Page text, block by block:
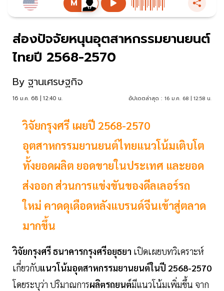
ส่องปัจจัยหนุนอุตสาหกรรมยานยนต์
ไทยปี 2568-2570
By ฐานเศรษฐกิจ
16 ม.ค. 68 | 12:40 น. อัปเดตล่าสุด : 16 ม.ค. 68 | 12:58 น.
วิจัยกรุงศรี เผยปี 2568-2570
อุตสาหกรรมยานยนต์ไทยแนวโน้มเติบโต
ทั้งยอดผลิต ยอดขายในประเทศ และยอด
ส่งออก ส่วนการแข่งขันของดีลเลอร์รถ
ใหม่ คาดดุเดือดหลังแบรนด์จีนเข้าสู่ตลาด
มากขึ้น
วิจัยกรุงศรี ธนาคารกรุงศรีอยุธยา เปิดเผยบทวิเคราะห์
เกี่ยวกับแนวโน้มอุตสาหกรรมยานยนต์ในปี 2568-2570
โดยระบุว่า ปริมาณการผลิตรถยนต์มีแนวโน้มเพิ่มขึ้น จาก